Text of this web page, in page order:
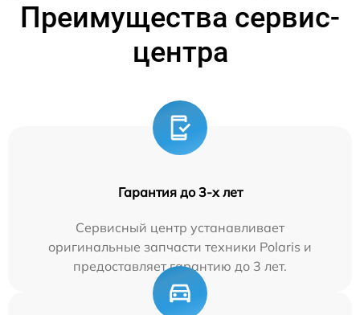
Преимущества сервис-
центра
Гарантия до 3-х лет
Сервисный центр устанавливает
оригинальные запчасти техники Polaris и
предоставляет гарантию до 3 лет.